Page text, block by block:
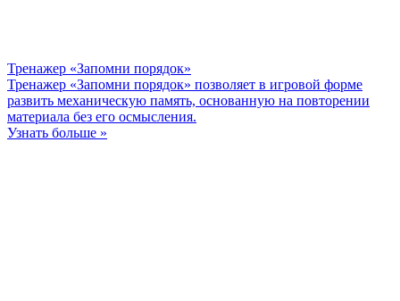
Тренажер «Запомни порядок»
Тренажер «Запомни порядок» позволяет в игровой форме
развить механическую память, основанную на повторении
материала без его осмысления.
Узнать больше »